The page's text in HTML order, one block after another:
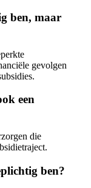
ben, maar
gevolgen
een
die
ben?